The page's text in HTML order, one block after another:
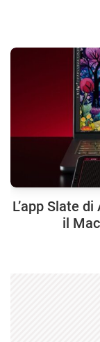
L’app Slate
il